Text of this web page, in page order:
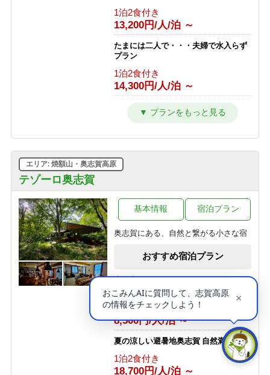
1泊2食付き
13,200円/人/泊 ～
たまには二人で・・・夫婦で水入らず
プラン
1泊2食付き
14,300円/人/泊 ～
早めの夕食17：50 ＆ 料理一括出しで
お得に泊まる！（和室10畳）
【洋室・２食付】お二人でゆっくり
14,850円/人/泊 ～
１泊２食付基本プラン【部屋おまか
せ】
1泊2食付き
早めの夕食17：50 ＆ 料理一括出しで
お得に泊まる！
12,100円/人/泊 ～
＜連泊＞１泊２食付基本プラン【部屋
おまかせ】
テゾーロ奥志賀
エリア: 焼額山・奥志賀高原
奥志賀にある、自然と繋がる小さな宿
基本情報 宿泊プラン
おすすめ宿泊プラン
志賀高原100 SHIGAKOGEN 100 ト
レイルレース
素泊まり
8,500円/人/泊 ～
夏の涼しい避暑地奥志賀 自然満喫体験
1泊2食付き
18,700円/人/泊 ～